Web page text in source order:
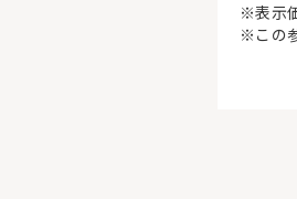
※表示
※この